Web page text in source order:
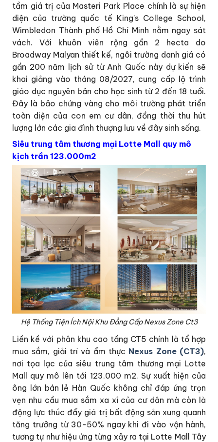
tầm giá trị của Masteri Park Place chính là sự hiện
diện của trường quốc tế King’s College School,
Wimbledon Thành phố Hồ Chí Minh nằm ngay sát
vách. Với khuôn viên rộng gần 2 hecta do
Broadway Malyan thiết kế, ngôi trường danh giá có
gần 200 năm lịch sử từ Anh Quốc này dự kiến sẽ
khai giảng vào tháng 08/2027, cung cấp lộ trình
giáo dục nguyên bản cho học sinh từ 2 đến 18 tuổi.
Đây là bảo chứng vàng cho môi trường phát triển
toàn diện của con em cư dân, đồng thời thu hút
lượng lớn các gia đình thượng lưu về đây sinh sống.
Siêu trung tâm thương mại Lotte Mall quy mô
kịch trần 123.000m2
Hệ Thống Tiện Ích Nội Khu Đẳng Cấp Nexus Zone Ct3
Liền kề với phân khu cao tầng CT5 chính là tổ hợp
mua sắm, giải trí và ẩm thực Nexus Zone (CT3),
nơi tọa lạc của siêu trung tâm thương mại Lotte
Mall quy mô lên tới 123.000 m2. Sự xuất hiện của
ông lớn bán lẻ Hàn Quốc không chỉ đáp ứng trọn
vẹn nhu cầu mua sắm xa xỉ của cư dân mà còn là
động lực thúc đẩy giá trị bất động sản xung quanh
tăng trưởng từ 30-50% ngay khi đi vào vận hành,
tương tự như hiệu ứng từng xảy ra tại Lotte Mall Tây